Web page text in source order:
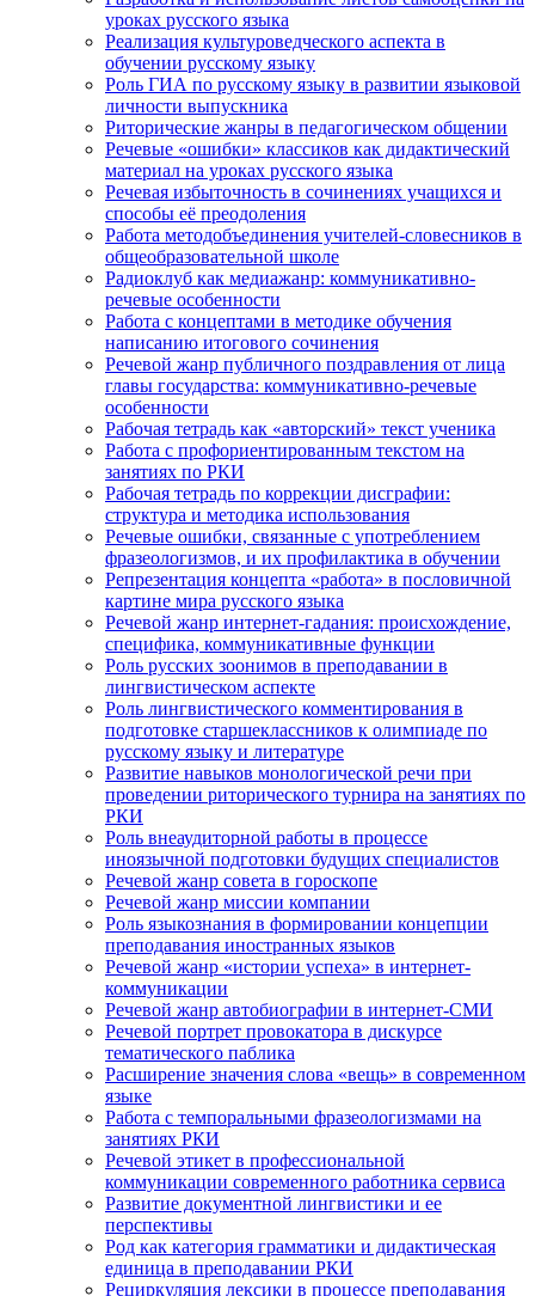
уроках русского языка
Реализация культуроведческого аспекта в
обучении русскому языку
Роль ГИА по русскому языку в развитии языковой
личности выпускника
Риторические жанры в педагогическом общении
Речевые «ошибки» классиков как дидактический
материал на уроках русского языка
Речевая избыточность в сочинениях учащихся и
способы её преодоления
Работа методобъединения учителей-словесников в
общеобразовательной школе
Радиоклуб как медиажанр: коммуникативно-
речевые особенности
Работа с концептами в методике обучения
написанию итогового сочинения
Речевой жанр публичного поздравления от лица
главы государства: коммуникативно-речевые
особенности
Рабочая тетрадь как «авторский» текст ученика
Работа с профориентированным текстом на
занятиях по РКИ
Рабочая тетрадь по коррекции дисграфии:
структура и методика использования
Речевые ошибки, связанные с употреблением
фразеологизмов, и их профилактика в обучении
Репрезентация концепта «работа» в пословичной
картине мира русского языка
Речевой жанр интернет-гадания: происхождение,
специфика, коммуникативные функции
Роль русских зоонимов в преподавании в
лингвистическом аспекте
Роль лингвистического комментирования в
подготовке старшеклассников к олимпиаде по
русскому языку и литературе
Развитие навыков монологической речи при
проведении риторического турнира на занятиях по
РКИ
Роль внеаудиторной работы в процессе
иноязычной подготовки будущих специалистов
Речевой жанр совета в гороскопе
Речевой жанр миссии компании
Роль языкознания в формировании концепции
преподавания иностранных языков
Речевой жанр «истории успеха» в интернет-
коммуникации
Речевой жанр автобиографии в интернет-СМИ
Речевой портрет провокатора в дискурсе
тематического паблика
Расширение значения слова «вещь» в современном
языке
Работа с темпоральными фразеологизмами на
занятиях РКИ
Речевой этикет в профессиональной
коммуникации современного работника сервиса
Развитие документной лингвистики и ее
перспективы
Род как категория грамматики и дидактическая
единица в преподавании РКИ
Рециркуляция лексики в процессе преподавания